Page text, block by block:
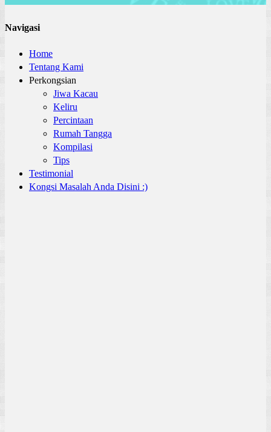
Navigasi
Home
Tentang Kami
Perkongsian
Jiwa Kacau
Keliru
Percintaan
Rumah Tangga
Kompilasi
Tips
Testimonial
Kongsi Masalah Anda Disini :)